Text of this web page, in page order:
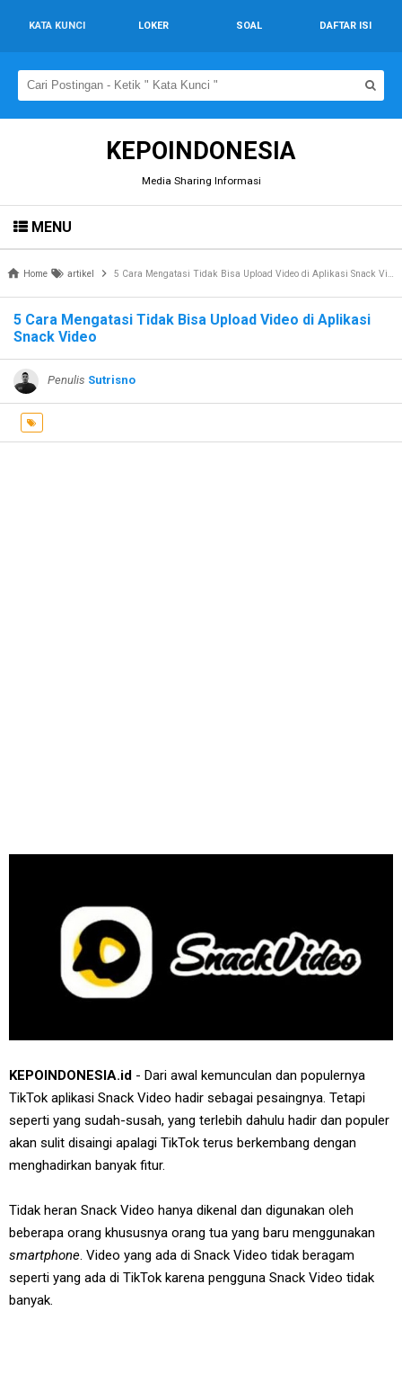
KATA KUNCI LOKER SOAL DAFTAR ISI
KEPOINDONESIA
Media Sharing Informasi
MENU
Home artikel 5 Cara Mengatasi Tidak Bisa Upload Video di Aplikasi Snack Video
5 Cara Mengatasi Tidak Bisa Upload Video di Aplikasi
Snack Video
Penulis Sutrisno
KEPOINDONESIA.id - Dari awal kemunculan dan populernya
TikTok aplikasi Snack Video hadir sebagai pesaingnya. Tetapi
seperti yang sudah-susah, yang terlebih dahulu hadir dan populer
akan sulit disaingi apalagi TikTok terus berkembang dengan
menghadirkan banyak fitur.
Tidak heran Snack Video hanya dikenal dan digunakan oleh
beberapa orang khususnya orang tua yang baru menggunakan
smartphone . Video yang ada di Snack Video tidak beragam
seperti yang ada di TikTok karena pengguna Snack Video tidak
banyak.